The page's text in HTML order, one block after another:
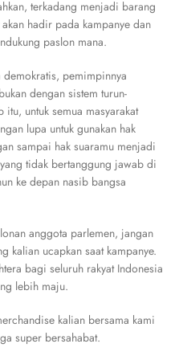
terkadang menjadi barang
hadir pada kampanye dan
paslon mana.
pemimpinnya
dengan sistem turun-
untuk semua masyarakat
lupa untuk gunakan hak
sampai hak suaramu menjadi
tidak bertanggung jawab di
ke depan nasib bangsa
anggota parlemen, jangan
kalian ucapkan saat kampanye.
bagi seluruh rakyat Indonesia
lebih maju.
kalian bersama kami
super bersahabat.